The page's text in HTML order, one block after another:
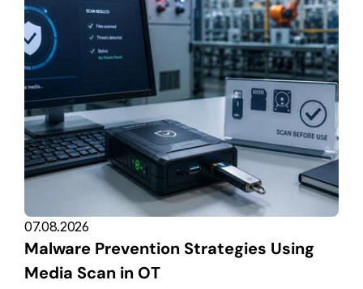
07.08.2026
Malware Prevention Strategies Using
Media Scan in OT